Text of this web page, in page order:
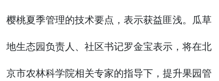
樱桃夏季管理的技术要点，表示获益匪浅。瓜草
地生态园负责人、社区书记罗金宝表示，将在北
京市农林科学院相关专家的指导下，提升果园管